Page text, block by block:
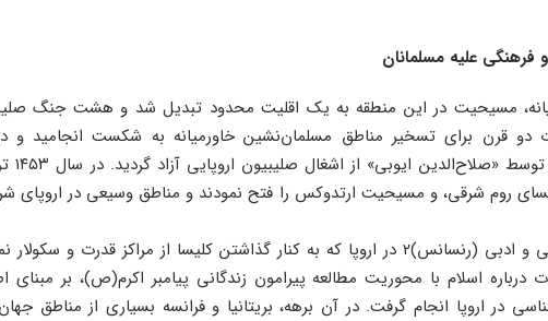
فرهنگی علیه مسلمانان
مسیحیت در این منطقه به یک اقلیت محدود تبدیل شد و هشت جنگ
بیت‌المقدّس و
روم شرقی، و مسیحیت ارتدوکس را فتح نمودند و مناطق وسیعی در اروپای
با آغاز تجدید حیات علمی و ادبی (رنسانس)۲ در اروپا که به کنار گذاشتن کلیسا از مراکز قدرت و
درباره اسلام با محوریت مطالعه پیرامون زندگانی پیامبر اکرم(ص)، بر مبنای
در اروپا انجام گرفت. در آن برهه، بریتانیا و فرانسه بسیاری از مناطق